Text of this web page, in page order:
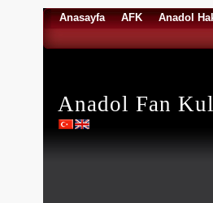
Anasayfa AFK Anadol
Anadol Fan